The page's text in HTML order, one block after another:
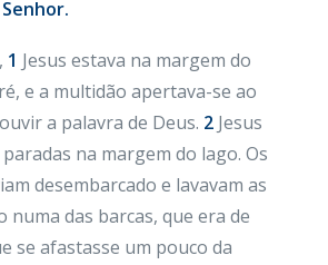
1 Jesus estava na margem do
e a multidão apertava-se ao
a palavra de Deus. 2 Jesus
na margem do lago. Os
desembarcado e lavavam as
numa das barcas, que era de
se afastasse um pouco da